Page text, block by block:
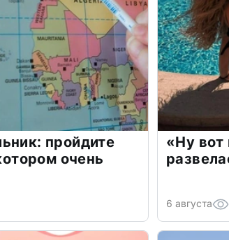
пройдите
очень
«Ну вот
6 августа